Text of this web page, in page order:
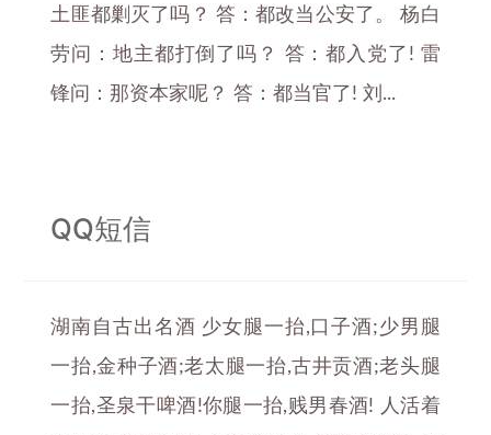
土匪都剿灭了吗？ 答：都改当公安了。 杨白
劳问：地主都打倒了吗？ 答：都入党了! 雷
锋问：那资本家呢？ 答：都当官了! 刘...
QQ短信
湖南自古出名酒 少女腿一抬,口子酒;少男腿
一抬,金种子酒;老太腿一抬,古井贡酒;老头腿
一抬,圣泉干啤酒!你腿一抬,贱男春酒! 人活着